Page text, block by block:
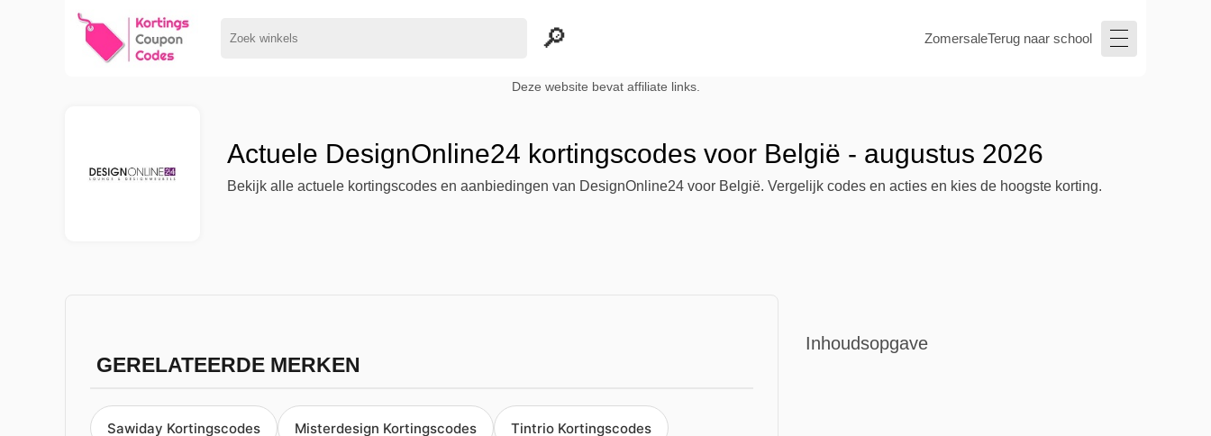
ZomersaleTerug naar school
Deze website bevat affiliate links.
Actuele DesignOnline24 kortingscodes voor België - augustus 2026
Bekijk alle actuele kortingscodes en aanbiedingen van DesignOnline24 voor België. Vergelijk codes en acties en kies de hoogste korting.
GERELATEERDE MERKEN
Sawiday Kortingscodes Misterdesign Kortingscodes Tintrio Kortingscodes
Inhoudsopgave